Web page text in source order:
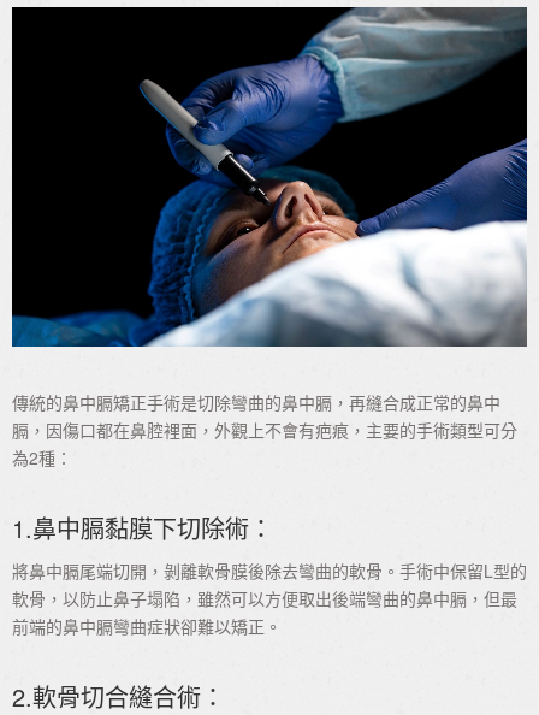
傳統的鼻中膈矯正手術是切除彎曲的鼻中膈，再縫合成正常的鼻中
膈，因傷口都在鼻腔裡面，外觀上不會有疤痕，主要的手術類型可分
為2種：
1.鼻中膈黏膜下切除術：
將鼻中膈尾端切開，剝離軟骨膜後除去彎曲的軟骨。手術中保留L型的
軟骨，以防止鼻子塌陷，雖然可以方便取出後端彎曲的鼻中膈，但最
前端的鼻中膈彎曲症狀卻難以矯正。
2.軟骨切合縫合術：